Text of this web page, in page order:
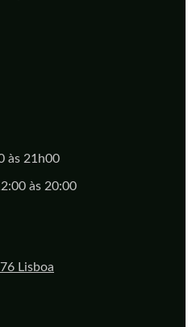
às 21h00
às 20:00
Lisboa